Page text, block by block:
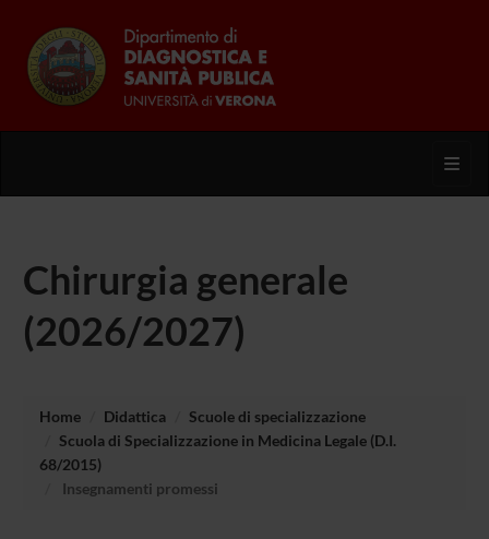
Chirurgia generale
(2026/2027)
Home Didattica
Scuole di specializzazione
Scuola di Specializzazione in Medicina Legale (D.I.
68/2015)
Insegnamenti promessi